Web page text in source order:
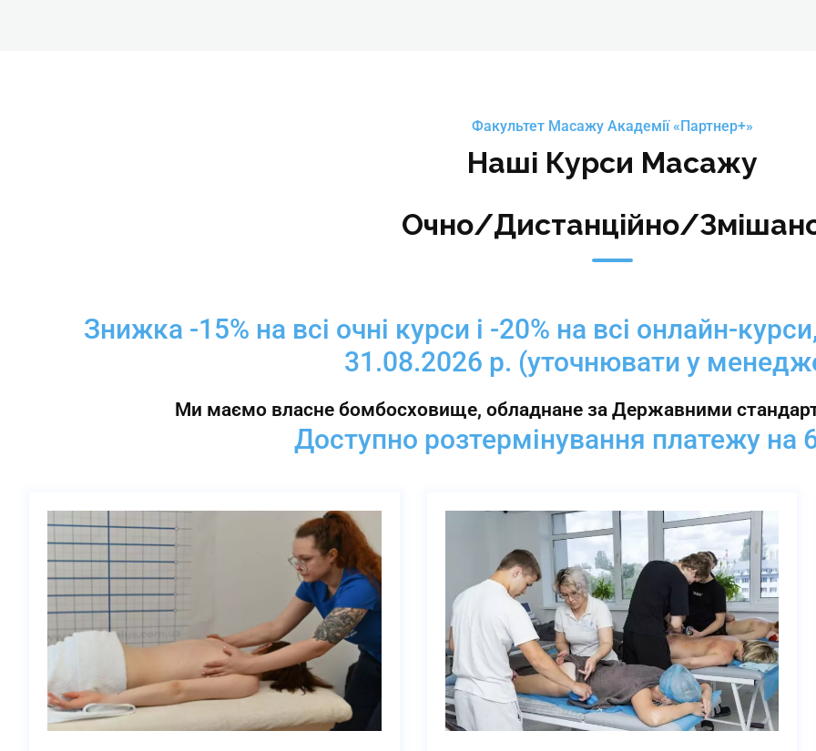
Факультет Масажу Академії «Партнер+»
Наші Курси Масажу
Очно/Дистанційно/
Знижка -15% на всі очні курси і -20% на всі онлайн-
31.08.2026 р. (уточнювати у
Ми маємо власне бомбосховище, обладнане за Державними
Доступно розтермінування платежу на